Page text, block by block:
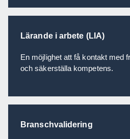
Lärande i arbete (LIA)
En möjlighet att få kontakt med
och säkerställa kompetens.
Branschvalidering